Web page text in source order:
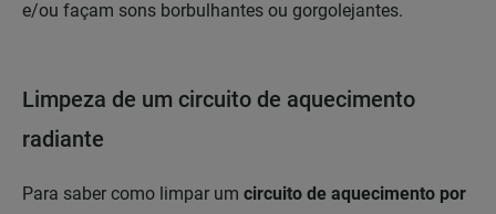
e/ou façam sons borbulhantes ou gorgolejantes.
Limpeza de um circuito de aquecimento
radiante
Para saber como limpar um circuito de aquecimento por